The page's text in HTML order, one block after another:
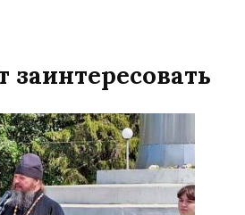
заинтересовать